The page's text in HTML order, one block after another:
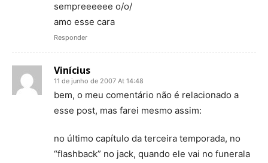
sempreeeeee o/o/
amo esse cara
Responder
Vinícius
11 de junho de 2007 At 14:48
bem, o meu comentário não é relacionado a
esse post, mas farei mesmo assim:
no último capítulo da terceira temporada, no
“flashback” no jack, quando ele vai no funerala